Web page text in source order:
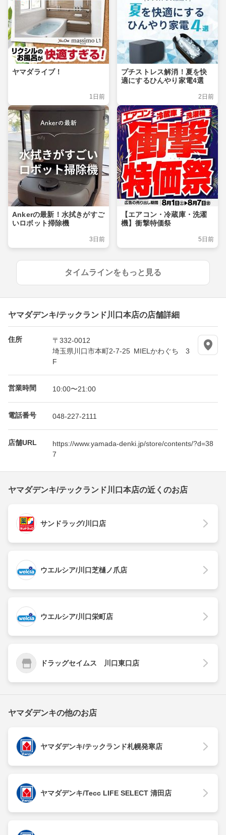
ヤマダライブ！
1日前
プチストレス解消！夏を快
適にするひんやり家電4選
2日前
Ankerの最新！水拭きがすご
いロボット掃除機
3日前
【エアコン・冷蔵庫・洗濯
機】衝撃特価祭
5日前
タイムラインをもっと見る
ヤマダデンキ/テックランド川口本店の店舗詳細
住所
〒332-0012
埼玉県川口市本町2-7-25 MIELかわぐち 3
F
営業時間 10:00〜21:00
電話番号 048-227-2111
店舗URL
https://www.yamada-denki.jp/store/contents/?d=38
7
ヤマダデンキ/テックランド川口本店の近くのお店
サンドラッグ/川口店
ウエルシア/川口芝樋ノ爪店
ウエルシア/川口栄町店
ドラッグセイムス 川口東口店
ヤマダデンキの他のお店
ヤマダデンキ/テックランド札幌発寒店
ヤマダデンキ/Tecc LIFE SELECT 清田店